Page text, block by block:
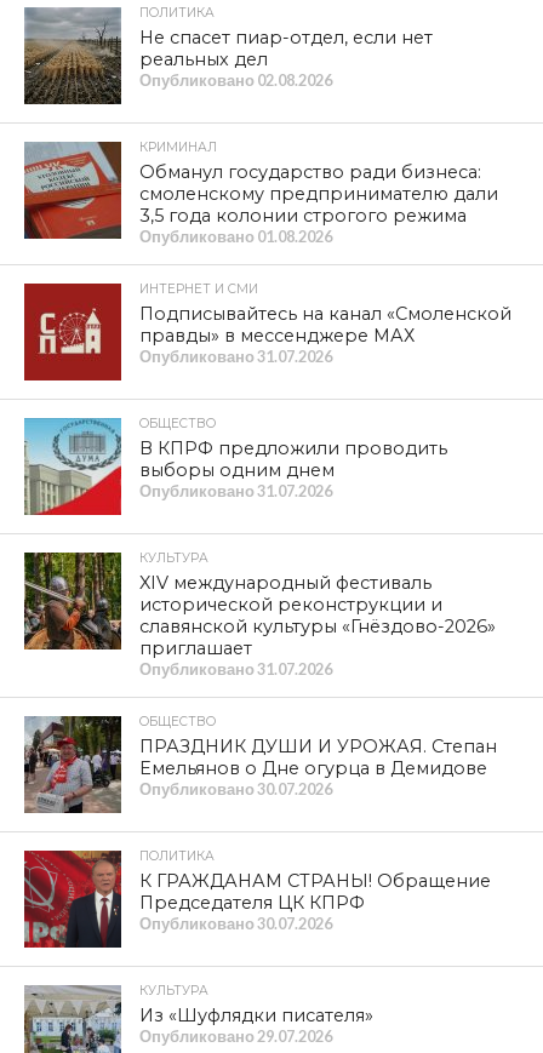
ПОЛИТИКА
Не спасет пиар-отдел, если нет
реальных дел
Опубликовано 02.08.2026
КРИМИНАЛ
Обманул государство ради бизнеса:
смоленскому предпринимателю дали
3,5 года колонии строгого режима
Опубликовано 01.08.2026
ИНТЕРНЕТ И СМИ
Подписывайтесь на канал «Смоленской
правды» в мессенджере МАХ
Опубликовано31.07.2026
ОБЩЕСТВО
В КПРФ предложили проводить
выборы одним днем
Опубликовано31.07.2026
КУЛЬТУРА
XIV международный фестиваль
исторической реконструкции и
славянской культуры «Гнёздово-2026»
приглашает
Опубликовано31.07.2026
ОБЩЕСТВО
ПРАЗДНИК ДУШИ И УРОЖАЯ. Степан
Емельянов о Дне огурца в Демидове
Опубликовано30.07.2026
ПОЛИТИКА
К ГРАЖДАНАМ СТРАНЫ! Обращение
Председателя ЦК КПРФ
Опубликовано30.07.2026
КУЛЬТУРА
Из «Шуфлядки писателя»
Опубликовано 29.07.2026